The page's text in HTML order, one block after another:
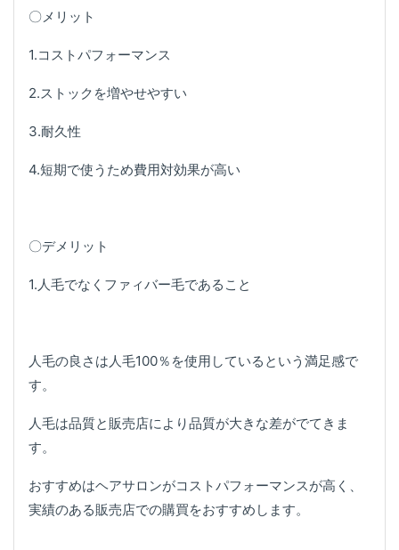
〇メリット
1.コストパフォーマンス
2.ストックを増やせやすい
3.耐久性
4.短期で使うため費用対効果が高い
〇デメリット
1.人毛でなくファィバー毛であること
人毛の良さは人毛100％を使用しているという満足感で
す。
人毛は品質と販売店により品質が大きな差がでてきま
す。
おすすめはヘアサロンがコストパフォーマンスが高く、
実績のある販売店での購買をおすすめします。